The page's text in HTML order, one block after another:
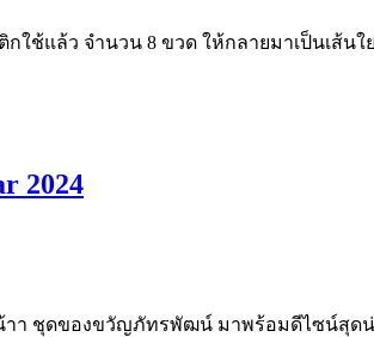
ช้แล้ว จำนวน 8 ขวด ให้กลายมาเป็นเส้น
2024
าา ชุดของขวัญภัทรพัฒน์ มาพร้อมดีไซน์สุด